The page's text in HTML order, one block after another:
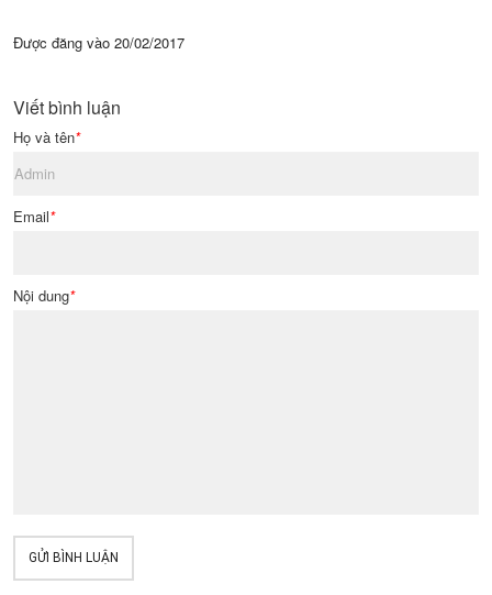
Được đăng vào 20/02/2017
Viết bình luận
Họ và tên*
Email*
Nội dung*
GỬI BÌNH LUẬN